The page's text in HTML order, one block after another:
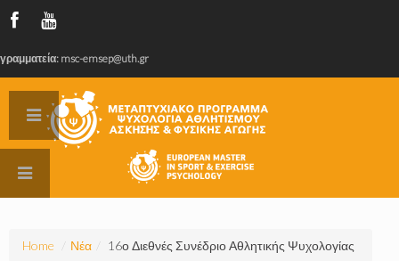
γραμματεία: msc-emsep@uth.gr
Home / Νέα / 16ο Διεθνές Συνέδριο Αθλητικής Ψυχολογίας